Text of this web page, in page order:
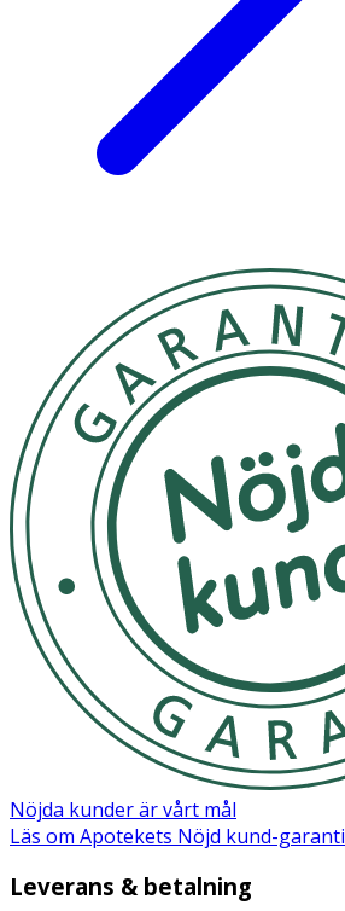
Nöjda kunder är vårt mål
Läs om Apotekets Nöjd kund-garanti
Leverans & betalning